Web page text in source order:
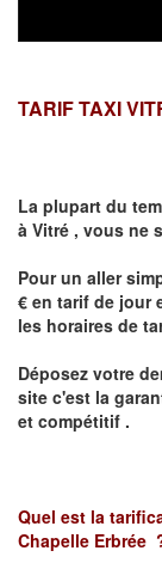
TARIF TAXI
La plupart du
à Vitré , vous ne
Pour un aller
€ en tarif de jour
les horaires de
Déposez votre
site c'est la
et compétitif .
Quel est la
Chapelle Erbrée